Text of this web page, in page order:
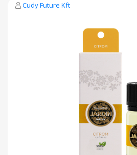
Cudy Future Kft